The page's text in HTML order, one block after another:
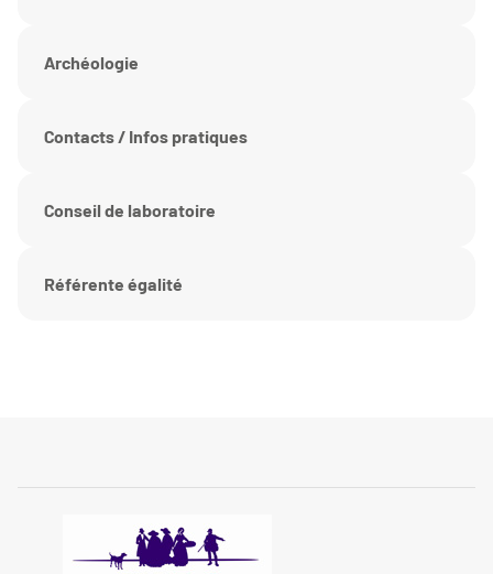
Archéologie
Contacts / Infos pratiques
Conseil de laboratoire
Référente égalité